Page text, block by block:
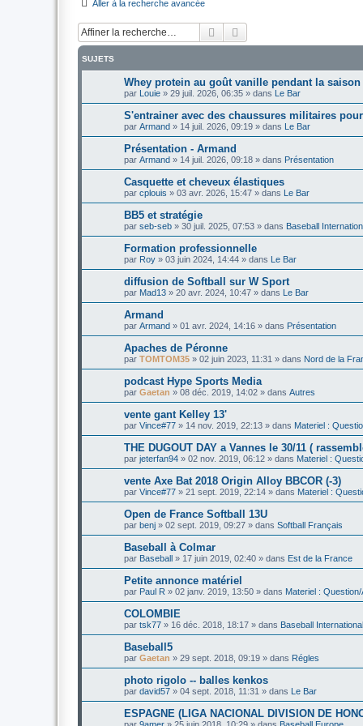
Aller à la recherche avancée
Rechercher
SUJETS
Whey protein au goût vanille pendant la saison
par Louie » 29 juil. 2026, 06:35 » dans Le Bar
S'entrainer avec des chaussures militaires
par Armand » 14 juil. 2026, 09:19 » dans Le Bar
Présentation - Armand
par Armand » 14 juil. 2026, 09:18 » dans Présentation
Casquette et cheveux élastiques
par cplouis » 03 avr. 2026, 15:47 » dans Le Bar
BB5 et stratégie
par seb-seb » 30 juil. 2025, 07:53 » dans Baseball
Formation professionnelle
par Roy » 03 juin 2024, 14:44 » dans Le Bar
diffusion de Softball sur W Sport
par Mad13 » 20 avr. 2024, 10:47 » dans Le Bar
Armand
par Armand » 01 avr. 2024, 14:16 » dans Présentation
Apaches de Péronne
par TOMTOM35 » 02 juin 2023, 11:31 » dans Nord de la
podcast Hype Sports Media
par Gaetan » 08 déc. 2019, 14:02 » dans Autres
vente gant Kelley 13'
par Vince#77 » 14 nov. 2019, 22:13 » dans Materiel :
THE DUGOUT DAY a Vannes le 30/11 (
par jeterfan94 » 02 nov. 2019, 06:12 » dans Materiel :
vente Axe Bat 2018 Origin Alloy BBCOR (-3)
par Vince#77 » 21 sept. 2019, 22:14 » dans Materiel :
Open de France Softball 13U
par benj » 02 sept. 2019, 09:27 » dans Softball Français
Baseball à Colmar
par Baseball » 17 juin 2019, 02:40 » dans Est de la France
Petite annonce matériel
par Paul R » 02 janv. 2019, 13:50 » dans Materiel :
COLOMBIE
par tsk77 » 16 déc. 2018, 18:17 » dans Baseball International
Baseball5
par Gaetan » 29 sept. 2018, 09:19 » dans Régles
photo rigolo -- balles kenkos
par david57 » 04 sept. 2018, 11:31 » dans Le Bar
ESPAGNE (LIGA NACIONAL DIVISION DE
par 9amer » 25 juin 2018, 10:29 » dans Baseball Europe